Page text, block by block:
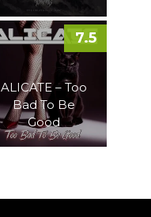
ALICATE – Too
Bad To Be
Good
7.5